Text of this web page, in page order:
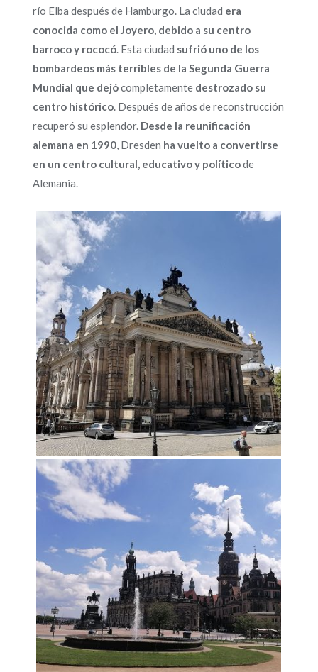
río Elba después de Hamburgo. La ciudad era
conocida como el Joyero, debido a su centro
barroco y rococó. Esta ciudad sufrió uno de los
bombardeos más terribles de la Segunda Guerra
Mundial que dejócompletamente destrozado su
centro histórico. Después de años de reconstrucción
recuperó su esplendor. Desde la reunificación
alemana en 1990, Dresden ha vuelto a convertirse
en un centro cultural, educativo y políticode
Alemania.